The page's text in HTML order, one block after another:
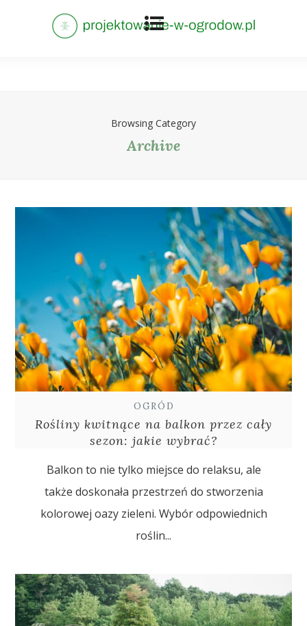
Browsing Category
Archive
OGRÓD
Rośliny kwitnące na balkon przez cały
sezon: jakie wybrać?
Balkon to nie tylko miejsce do relaksu, ale
także doskonała przestrzeń do stworzenia
kolorowej oazy zieleni. Wybór odpowiednich
roślin...